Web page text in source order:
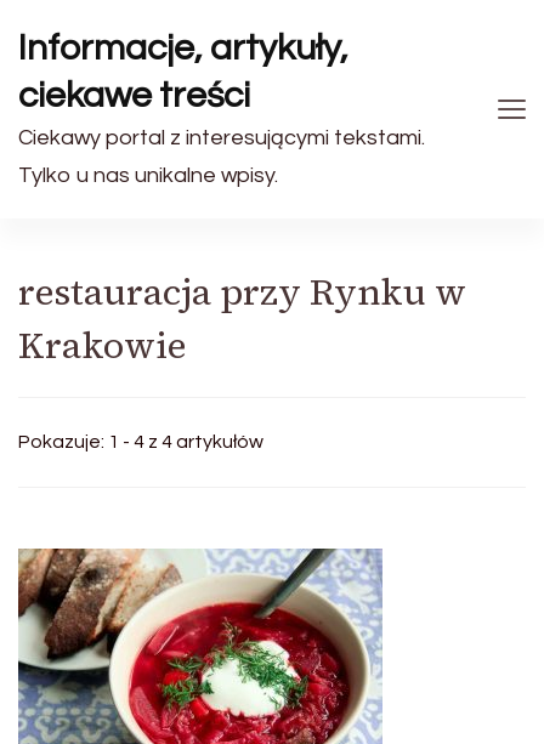
Informacje, artykuły,
ciekawe treści
Ciekawy portal z interesującymi tekstami.
Tylko u nas unikalne wpisy.
restauracja przy Rynku w
Krakowie
Pokazuje: 1 - 4 z 4 artykułów